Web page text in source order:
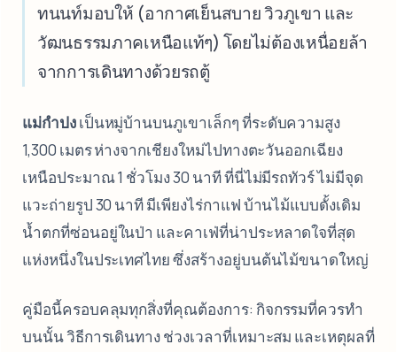
ทนนท์มอบให้ (อากาศเย็นสบาย วิวภูเขา และ
วัฒนธรรมภาคเหนือแท้ๆ) โดยไม่ต้องเหนื่อยล้า
จากการเดินทางด้วยรถตู้
แม่กำปงเป็นหมู่บ้านบนภูเขาเล็กๆ ที่ระดับความสูง
1,300 เมตร ห่างจากเชียงใหม่ไปทางตะวันออกเฉียง
เหนือประมาณ 1 ชั่วโมง 30 นาที ที่นี่ไม่มีรถทัวร์ ไม่มีจุด
แวะถ่ายรูป 30 นาที มีเพียงไร่กาแฟ บ้านไม้แบบดั้งเดิม
น้ำตกที่ซ่อนอยู่ในป่า และคาเฟ่ที่น่าประหลาดใจที่สุด
แห่งหนึ่งในประเทศไทย ซึ่งสร้างอยู่บนต้นไม้ขนาดใหญ่
คู่มือนี้ครอบคลุมทุกสิ่งที่คุณต้องการ: กิจกรรมที่ควรทำ
บนนั้น วิธีการเดินทาง ช่วงเวลาที่เหมาะสม และเหตุผลที่